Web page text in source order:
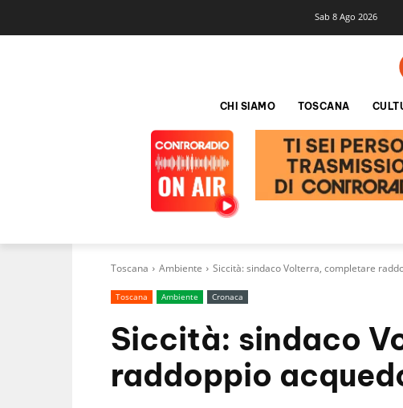
Sab 8 Ago 2026
CHI SIAMO TOSCANA
Toscana Ambiente Siccità: sindaco Volterra, completare
Toscana Ambiente Cronaca
Siccità: sindaco
raddoppio